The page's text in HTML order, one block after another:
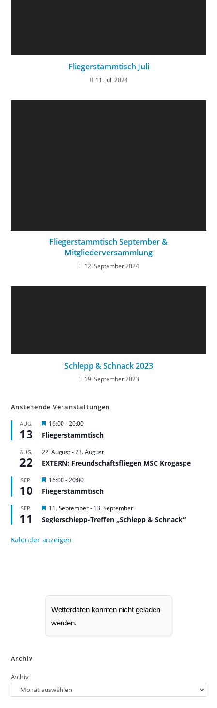
Fliegerstammtisch Juli
11. Juli 2024
Fliegerstammtisch September &
Mitgliederversammlung
12. September 2024
Schlepp & Schnack 2023
19. September 2023
Anstehende Veranstaltungen
AUG.
13
H
e
r
o
r
e
o
e
n
16:00-20:00
Fliegerstammtisch
AUG.
22
22. August-23. August
EXTERN: Freundschaftsfliegen MSC Krogaspe
SEP.
10
H
e
r
o
r
g
h
16:00-20:00
Fliegerstammtisch
SEP.
11
H
r
o
11. September- 13. September
Seglerschlepp-Treffen „Schlepp & Schnack“
Kalender anzeigen
Wetterdaten konnten nicht geladen
werden.
Archiv
Archiv